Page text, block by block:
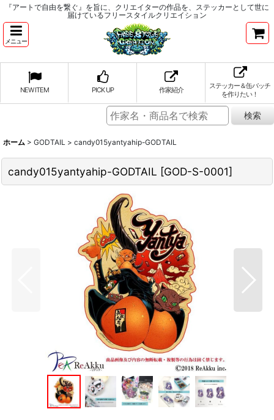
『アートで自由を繋ぐ』を旨に、クリエイターの作品を、ステッカーとして世に
届けているフリースタイルクリエイション
メニュー
NEW ITEM PICK UP 作家紹介
ステッカー＆缶バッチ
を作りたい！
ホーム > GODTAIL > candy015yantyahip-GODTAIL
candy015yantyahip-GODTAIL [GOD-S-0001]